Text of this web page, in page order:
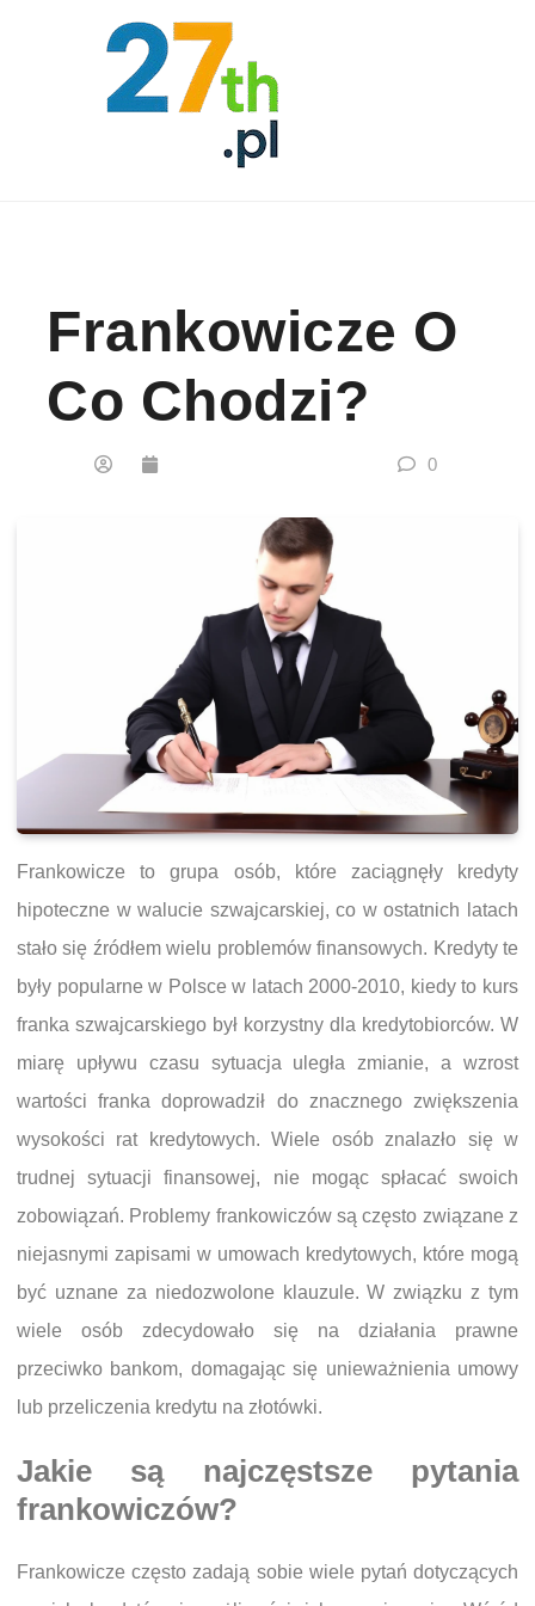
Frankowicze O
Co Chodzi?
0
Frankowicze to grupa osób, które zaciągnęły kredyty
hipoteczne w walucie szwajcarskiej, co w ostatnich latach
stało się źródłem wielu problemów finansowych. Kredyty te
były popularne w Polsce w latach 2000-2010, kiedy to kurs
franka szwajcarskiego był korzystny dla kredytobiorców. W
miarę upływu czasu sytuacja uległa zmianie, a wzrost
wartości franka doprowadził do znacznego zwiększenia
wysokości rat kredytowych. Wiele osób znalazło się w
trudnej sytuacji finansowej, nie mogąc spłacać swoich
zobowiązań. Problemy frankowiczów są często związane z
niejasnymi zapisami w umowach kredytowych, które mogą
być uznane za niedozwolone klauzule. W związku z tym
wiele osób zdecydowało się na działania prawne
przeciwko bankom, domagając się unieważnienia umowy
lub przeliczenia kredytu na złotówki.
Jakie są najczęstsze pytania
frankowiczów?
Frankowicze często zadają sobie wiele pytań dotyczących